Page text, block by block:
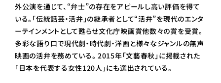
外公演を通じて、“弁士”の存在をアピールし高い評価を得て
いる。「伝統話芸・活弁」の継承者として“活弁”を現代のエンタ
ーテインメントとして甦らせ文化庁映画賞他数々の賞を受賞。
多彩な語り口で現代劇・時代劇・洋画と様々なジャンルの無声
映画の活弁を務めている。 2015年「文藝春秋」に掲載された
「日本を代表する女性120人」にも選出されている。